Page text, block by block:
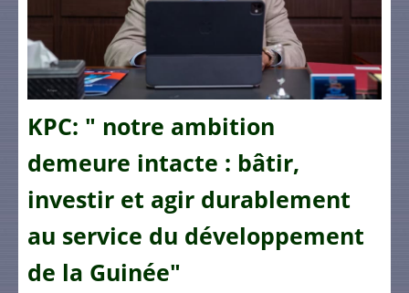
KPC: " notre ambition
demeure intacte : bâtir,
investir et agir durablement
au service du développement
de la Guinée"